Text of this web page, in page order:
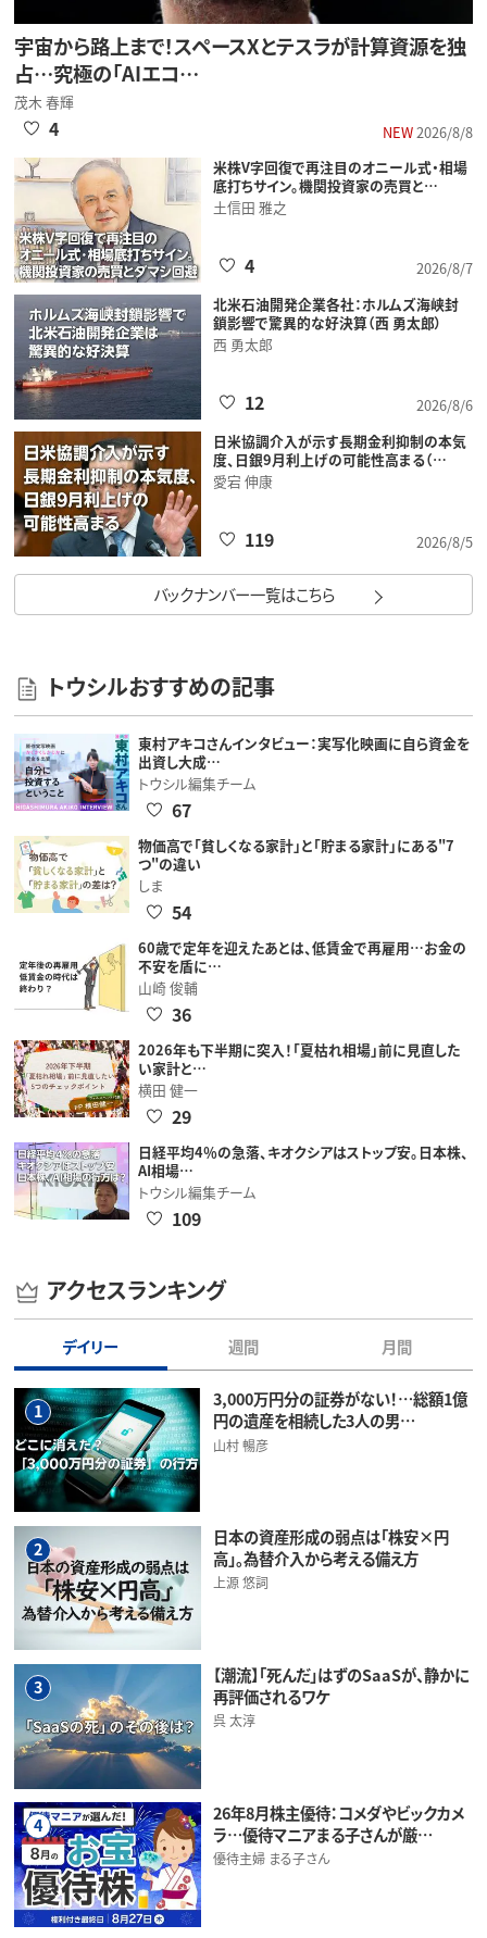
宇宙から路上まで！スペースXとテスラが計算資源を独
占…究極の「AIエコ…
茂木 春輝
NEW2026/8/8
4
米株V字回復で再注目のオニール式・相場
底打ちサイン。機関投資家の売買と…
土信田 雅之
2026/8/7
4
北米石油開発企業各社：ホルムズ海峡封
鎖影響で驚異的な好決算（西 勇太郎）
西 勇太郎
2026/8/6
12
日米協調介入が示す長期金利抑制の本気
度、日銀9月利上げの可能性高まる（…
愛宕 伸康
2026/8/5
119
バックナンバー一覧はこちら
トウシルおすすめの記事
東村アキコさんインタビュー：実写化映画に自ら資金を
出資し大成…
トウシル編集チーム
67
物価高で「貧しくなる家計」と「貯まる家計」にある"7
つ"の違い
しま
54
60歳で定年を迎えたあとは、低賃金で再雇用…お金の
不安を盾に…
山崎 俊輔
36
2026年も下半期に突入！「夏枯れ相場」前に見直した
い家計と…
横田 健一
29
日経平均4％の急落、キオクシアはストップ安。日本株、
AI相場…
トウシル編集チーム
109
アクセスランキング
デイリー 週間 月間
1
3,000万円分の証券がない！…総額1億
円の遺産を相続した3人の男…
山村 暢彦
2
日本の資産形成の弱点は「株安×円
高」。為替介入から考える備え方
上源 悠詞
3
【潮流】「死んだ」はずのSaaSが、静かに
再評価されるワケ
呉 太淳
4
26年8月株主優待：コメダやビックカメ
ラ…優待マニアまる子さんが厳…
優待主婦 まる子さん